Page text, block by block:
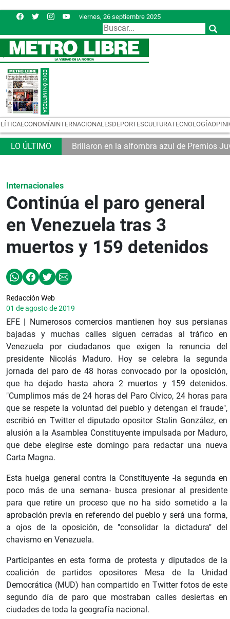
viernes, 26 septiembre 2025
ECONOMÍAINTERNACIONALESDEPORTESCULTURATECNOLOGÍA
Brillaron en la alfombra azul de Premios
Internacionales
Continúa el paro general
en Venezuela tras 3
muertos y 159 detenidos
Redacción Web
01 de agosto de 2019
EFE | Numerosos comercios mantienen hoy sus persianas
bajadas y muchas calles siguen cerradas al tráfico en
Venezuela por ciudadanos que exigen la renuncia del
presidente Nicolás Maduro. Hoy se celebra la segunda
jornada del paro de 48 horas convocado por la oposición,
que ha dejado hasta ahora 2 muertos y 159 detenidos.
"Cumplimos más de 24 horas del Paro Cívico, 24 horas para
que se respete la voluntad del pueblo y detengan el fraude",
escribió en Twitter el diputado opositor Stalin González, en
alusión a la Asamblea Constituyente impulsada por Maduro,
que debe elegirse este domingo para redactar una nueva
Carta Magna.
Esta huelga general contra la Constituyente -la segunda en
poco más de una semana- busca presionar al presidente
para que retire un proceso que no ha sido sometido a la
aprobación previa en referendo del pueblo y será una forma,
a ojos de la oposición, de "consolidar la dictadura" del
chavismo en Venezuela.
Participantes en esta forma de protesta y diputados de la
coalición de partidos opositores Mesa de la Unidad
Democrática (MUD) han compartido en Twitter fotos de este
segundo día de paro que mostraban calles desiertas en
ciudades de toda la geografía nacional.